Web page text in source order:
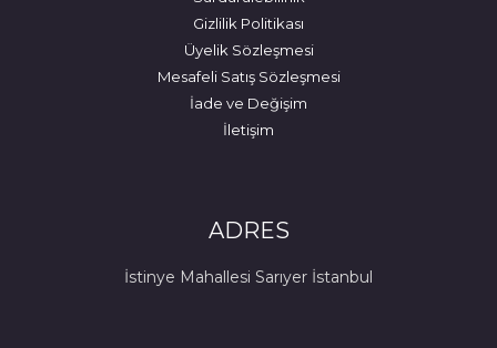
Gizlilik Politikası
Üyelik Sözleşmesi
Mesafeli Satış Sözleşmesi
İade ve Değişim
İletişim
ADRES
İstinye Mahallesi Sarıyer İstanbul